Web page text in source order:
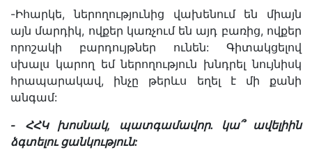
-Իհարկե, ներողությունից վախենում են միայն
այն մարդիկ, ովքեր կառչում են այդ բառից, ովքեր
որոշակի բարդույթներ ունեն: Գիտակցելով
սխալս կարող եմ ներողություն խնդրել նույնիսկ
հրապարակավ, ինչը թերևս եղել է մի քանի
անգամ:
- ՀՀԿ խոսնակ, պատգամավոր. կա՞
ավելիին
ձգտելու ցանկություն: